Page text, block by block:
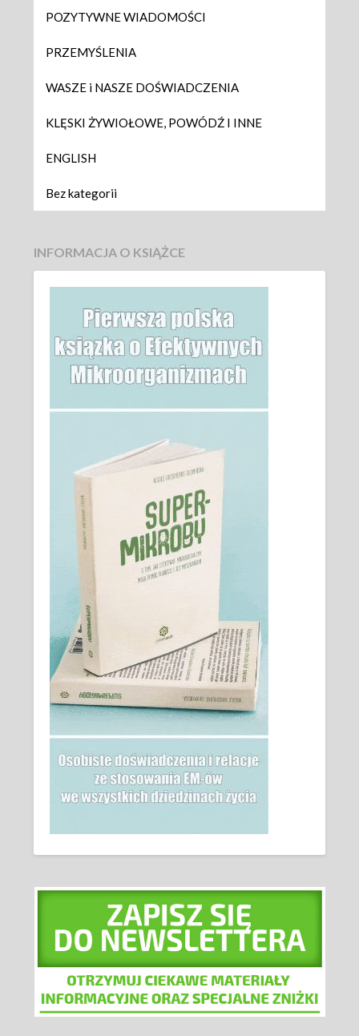
POZYTYWNE WIADOMOŚCI
PRZEMYŚLENIA
WASZE i NASZE DOŚWIADCZENIA
KLĘSKI ŻYWIOŁOWE, POWÓDŹ I INNE
ENGLISH
Bez kategorii
INFORMACJA O KSIĄŻCE